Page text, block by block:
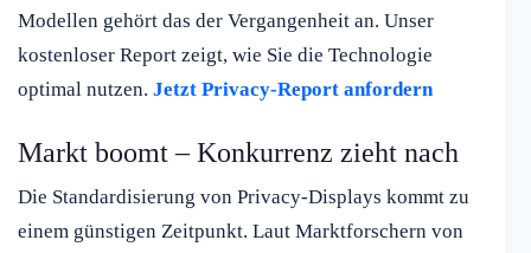
Modellen gehört das der Vergangenheit an. Unser
kostenloser Report zeigt, wie Sie die Technologie
optimal nutzen. Jetzt Privacy-Report anfordern
Markt boomt – Konkurrenz zieht nach
Die Standardisierung von Privacy-Displays kommt zu
einem günstigen Zeitpunkt. Laut Marktforschern von